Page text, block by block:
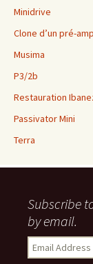
Minidrive
Clone d’un pré-
Musima
P3/2b
Restauration
Passivator Mini
Terra
Subscribe
by email.
Email
Address